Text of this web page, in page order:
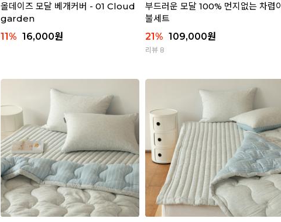
올데이즈 모달 베개커버 - 01 Cloud
garden
11 % 16,000원
부드러운 모달 100% 먼지없는 차렵이
불세트
21 % 109,000원
리뷰 8